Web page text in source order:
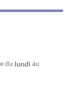
du lundi au